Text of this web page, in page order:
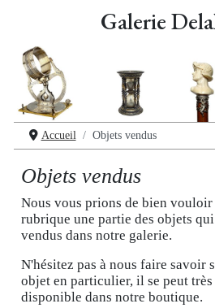
Galerie
Accueil Objets vendus
Objets vendus
Nous vous prions de bien
rubrique une partie des objets
vendus dans notre galerie.
N'hésitez pas à nous faire savoir
objet en particulier, il se peut
disponible dans notre boutique.